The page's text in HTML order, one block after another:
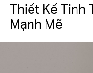
Thiết Kế Tinh
Mạnh Mẽ